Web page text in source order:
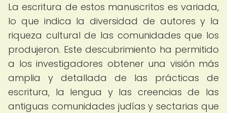
La escritura de estos manuscritos es variada,
lo que indica la diversidad de autores y la
riqueza cultural de las comunidades que los
produjeron. Este descubrimiento ha permitido
a los investigadores obtener una visión más
amplia y detallada de las prácticas de
escritura, la lengua y las creencias de las
antiguas comunidades judías y sectarias que